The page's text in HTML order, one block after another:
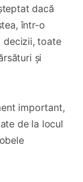
dacă
într-o
decizii, toate
și
important,
de la locul